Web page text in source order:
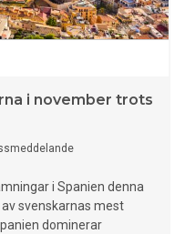
i november trots
i Spanien denna
svenskarnas mest
dominerar